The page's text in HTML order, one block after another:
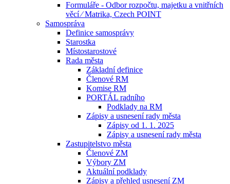
Formuláře - Odbor rozpočtu, majetku a vnitřních
věcí ⁄ Matrika, Czech POINT
Samospráva
Definice samosprávy
Starostka
Místostarostové
Rada města
Základní definice
Členové RM
Komise RM
PORTÁL radního
Podklady na RM
Zápisy a usnesení rady města
Zápisy od 1. 1. 2025
Zápisy a usnesení rady města
Zastupitelstvo města
Členové ZM
Výbory ZM
Aktuální podklady
Zápisy a přehled usnesení ZM